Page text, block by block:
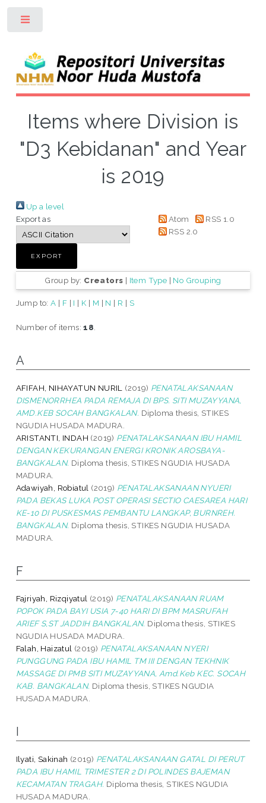
Items where Division is
"D3 Kebidanan" and Year
is 2019
Up a level
Export as
Atom
RSS 1.0
RSS 2.0
Group by: Creators | Item Type | No Grouping
Jump to:A | F | I | K | M | N | R | S
Number of items:18
A
AFIFAH, NIHAYATUN NURIL (2019) PENATALAKSANAAN
DISMENORRHEA PADA REMAJA DI BPS. SITI MUZAYYANA,
AMD.KEB SOCAH BANGKALAN. Diploma thesis, STIKES
NGUDIA HUSADA MADURA.
ARISTANTI, INDAH (2019) PENATALAKSANAAN IBU HAMIL
DENGAN KEKURANGAN ENERGI KRONIK AROSBAYA-
BANGKALAN. Diploma thesis, STIKES NGUDIA HUSADA
MADURA.
Adawiyah, Robiatul (2019) PENATALAKSANAAN NYUERI
PADA BEKAS LUKA POST OPERASI SECTIO CAESAREA HARI
KE-10 DI PUSKESMAS PEMBANTU LANGKAP, BURNREH.
BANGKALAN. Diploma thesis, STIKES NGUDIA HUSADA
MADURA.
F
Fajriyah, Rizqiyatul (2019) PENATALAKSANAAN RUAM
POPOK PADA BAYI USIA 7-40 HARI DI BPM MASRUFAH
ARIEF S,ST JADDIH BANGKALAN. Diploma thesis, STIKES
NGUDIA HUSADA MADURA.
Falah, Haizatul (2019) PENATALAKSANAAN NYERI
PUNGGUNG PADA IBU HAMIL TM III DENGAN TEKHNIK
MASSAGE DI PMB SITI MUZAYYANA, Amd.Keb KEC. SOCAH
KAB. BANGKALAN. Diploma thesis, STIKES NGUDIA
HUSADA MADURA.
I
Ilyati, Sakinah (2019) PENATALAKSANAAN GATAL DI PERUT
PADA IBU HAMIL TRIMESTER 2 DI POLINDES BAJEMAN
KECAMATAN TRAGAH. Diploma thesis, STIKES NGUDIA
HUSADA MADURA.